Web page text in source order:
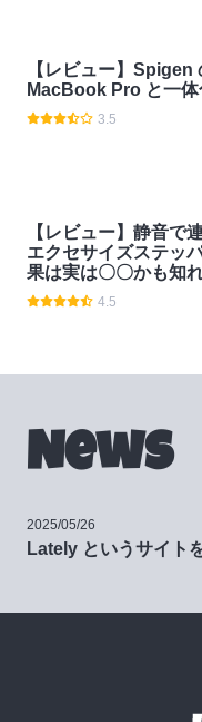
【レビュー】
MacBook Pro と一体
3.5
【レビュー】静音で
エクセサイズステッ
果は実は〇〇かも知れ
4.5
News
2025/05/26
Lately というサイト